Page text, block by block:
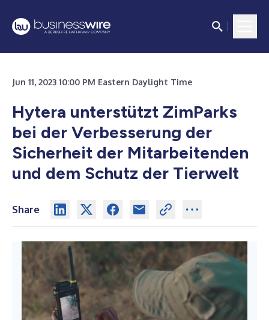
Jun 11, 2023 10:00 PM Eastern Daylight Time
Hytera unterstützt ZimParks
bei der Verbesserung der
Sicherheit der Mitarbeitenden
und dem Schutz der Tierwelt
Share